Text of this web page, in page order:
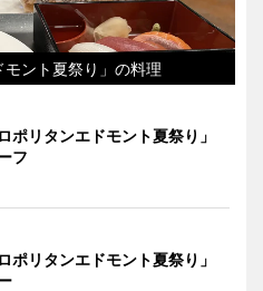
モント夏祭り」の料理
ポリタンエドモント夏祭り」
フ
ポリタンエドモント夏祭り」